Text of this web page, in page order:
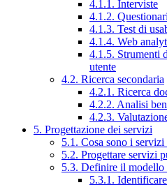
4.1.1. Interviste
4.1.2. Questionari
4.1.3. Test di
4.1.4. Web
4.1.5. Strumenti
utente
4.2. Ricerca secondaria
4.2.1. Ricerca
4.2.2. Analisi
4.2.3.
5. Progettazione dei servizi
5.1. Cosa sono i
5.2. Progettare servizi
5.3. Definire il modello
5.3.1.